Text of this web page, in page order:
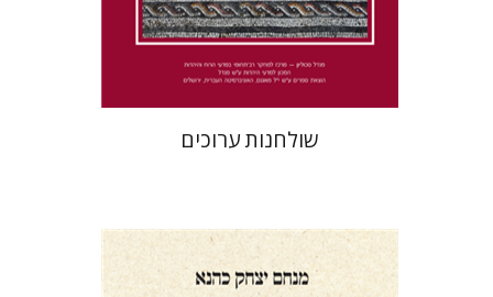
הנחת אתר ספר מודפס
$46
$41
שולחנות ערוכים